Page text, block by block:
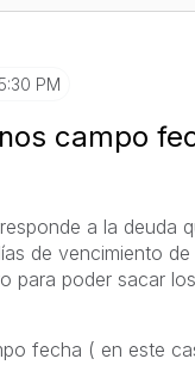
PM
campo
a la deuda
de vencimiento
para poder sacar
fecha ( en este